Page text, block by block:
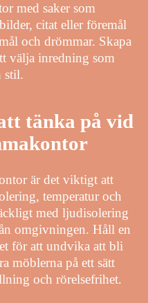
med saker som
citat eller föremål
och drömmar. Skapa
välja inredning som
stil.
tänka på vid
är det viktigt att
temperatur och
med ljudisolering
omgivningen. Håll en
för att undvika att bli
möblerna på ett sätt
och rörelsefrihet.